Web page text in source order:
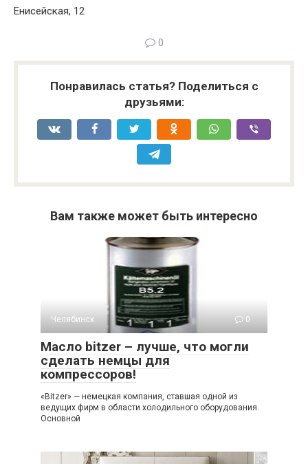
Енисейская, 12
0
Понравилась статья? Поделиться с
друзьями:
Вам также может быть интересно
Челябинск 0
Масло bitzer – лучше, что могли
сделать немцы для
компрессоров!
«Bitzer» — немецкая компания, ставшая одной из
ведущих фирм в области холодильного оборудования.
Основной